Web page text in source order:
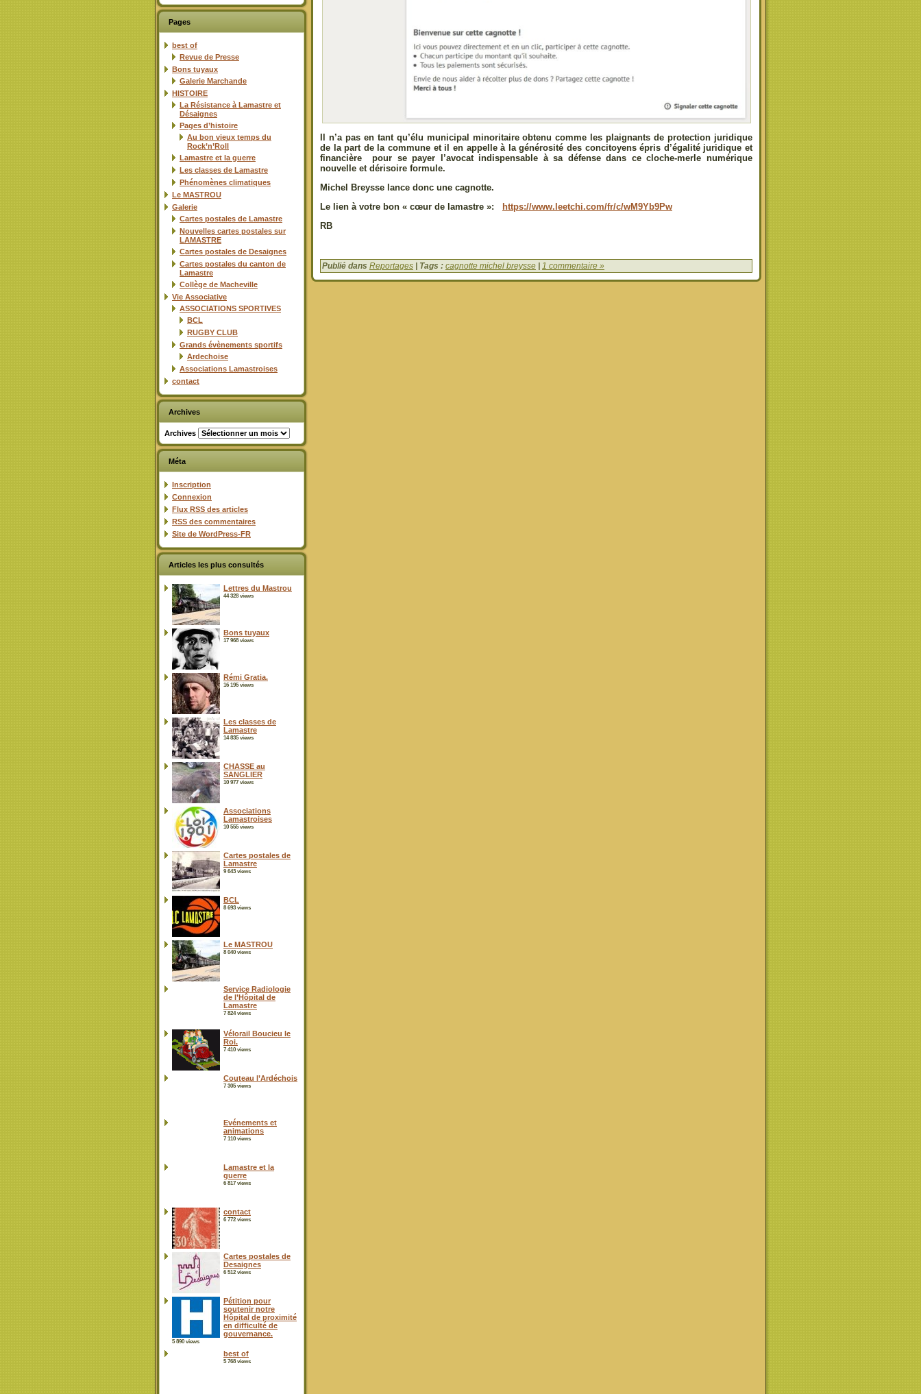
Pages
best of
Revue de Presse
Bons tuyaux
Galerie Marchande
HISTOIRE
La Résistance à Lamastre et
Désaignes
Pages d’histoire
Au bon vieux temps du
Rock’n’Roll
Lamastre et la guerre
Les classes de Lamastre
Phénomènes climatiques
Le MASTROU
Galerie
Cartes postales de Lamastre
Nouvelles cartes postales sur
LAMASTRE
Cartes postales de Desaignes
Cartes postales du canton de
Lamastre
Collège de Macheville
Vie Associative
ASSOCIATIONS SPORTIVES
BCL
RUGBY CLUB
Grands évènements sportifs
Ardechoise
Associations Lamastroises
contact
Archives
Archives
Méta
Inscription
Connexion
Flux RSS des articles
RSS des commentaires
Site de WordPress-FR
Articles les plus consultés
Lettres du Mastrou
44 328 views
Bons tuyaux
17 968 views
Rémi Gratia.
16 195 views
Les classes de
Lamastre
14 835 views
CHASSE au
SANGLIER
10 977 views
Associations
Lamastroises
10 555 views
Cartes postales de
Lamastre
9 643 views
BCL
8 693 views
Le MASTROU
8 040 views
Service Radiologie
de l’Hôpital de
Lamastre
7 824 views
Vélorail Boucieu le
Roi.
7 410 views
Couteau l’Ardéchois
7 305 views
Evénements et
animations
7 110 views
Lamastre et la
guerre
6 817 views
contact
6 772 views
Cartes postales de
Desaignes
6 512 views
Pétition pour
soutenir notre
Hôpital de proximité
en difficulté de
gouvernance.
5 890 views
best of
5 768 views
Il n’a pas en tant qu’élu municipal minoritaire obtenu comme les plaignants de protection juridique
de la part de la commune et il en appelle à la générosité des concitoyens épris d’égalité juridique et
financière pour se payer l’avocat indispensable à sa défense dans ce cloche-merle numérique
nouvelle et dérisoire formule.
Michel Breysse lance donc une cagnotte.
Le lien à votre bon « cœur de lamastre »:
https://www.leetchi.com/fr/c/wM9Yb9Pw
RB
Publié dans Reportages | Tags : cagnotte michel breysse | 1 commentaire »